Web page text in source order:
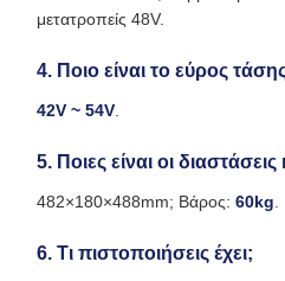
μετατροπείς 48V.
4. Ποιο είναι το εύρος
42V ~ 54V
5. Ποιες είναι οι
482×180×488mm; Βάρος: 60kg
6. Τι πιστοποιήσεις έχει;